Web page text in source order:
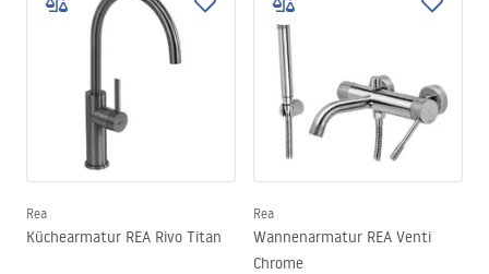
Rea
Küchearmatur REA Rivo Titan
Rea
Wannenarmatur REA Venti
Chrome